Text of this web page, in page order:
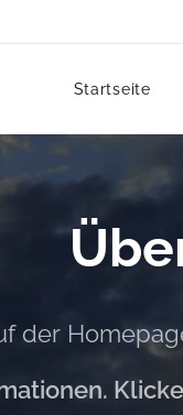
Startseite
der